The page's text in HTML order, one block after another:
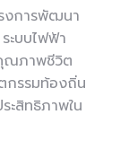
งการพัฒนา
ะบบไฟฟ้า
ณภาพชีวิต
กรรมท้องถิ่น
ะสิทธิภาพใน